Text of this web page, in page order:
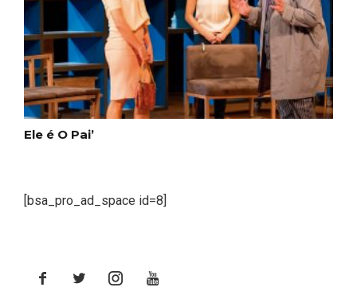
Ele é O Pai’
[bsa_pro_ad_space id=8]